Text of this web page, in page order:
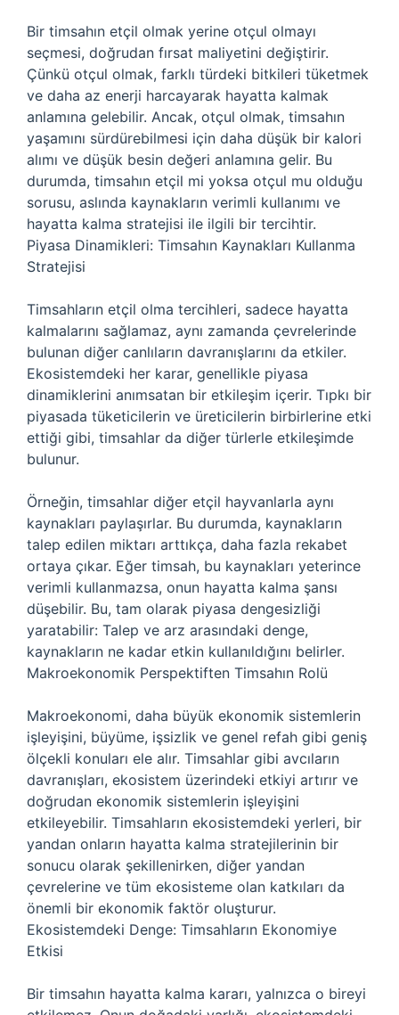
Bir timsahın etçil olmak yerine otçul olmayı
seçmesi, doğrudan fırsat maliyetini değiştirir.
Çünkü otçul olmak, farklı türdeki bitkileri tüketmek
ve daha az enerji harcayarak hayatta kalmak
anlamına gelebilir. Ancak, otçul olmak, timsahın
yaşamını sürdürebilmesi için daha düşük bir kalori
alımı ve düşük besin değeri anlamına gelir. Bu
durumda, timsahın etçil mi yoksa otçul mu olduğu
sorusu, aslında kaynakların verimli kullanımı ve
hayatta kalma stratejisi ile ilgili bir tercihtir.
Piyasa Dinamikleri: Timsahın Kaynakları Kullanma
Stratejisi
Timsahların etçil olma tercihleri, sadece hayatta
kalmalarını sağlamaz, aynı zamanda çevrelerinde
bulunan diğer canlıların davranışlarını da etkiler.
Ekosistemdeki her karar, genellikle piyasa
dinamiklerini anımsatan bir etkileşim içerir. Tıpkı bir
piyasada tüketicilerin ve üreticilerin birbirlerine etki
ettiği gibi, timsahlar da diğer türlerle etkileşimde
bulunur.
Örneğin, timsahlar diğer etçil hayvanlarla aynı
kaynakları paylaşırlar. Bu durumda, kaynakların
talep edilen miktarı arttıkça, daha fazla rekabet
ortaya çıkar. Eğer timsah, bu kaynakları yeterince
verimli kullanmazsa, onun hayatta kalma şansı
düşebilir. Bu, tam olarak piyasa dengesizliği
yaratabilir: Talep ve arz arasındaki denge,
kaynakların ne kadar etkin kullanıldığını belirler.
Makroekonomik Perspektiften Timsahın Rolü
Makroekonomi, daha büyük ekonomik sistemlerin
işleyişini, büyüme, işsizlik ve genel refah gibi geniş
ölçekli konuları ele alır. Timsahlar gibi avcıların
davranışları, ekosistem üzerindeki etkiyi artırır ve
doğrudan ekonomik sistemlerin işleyişini
etkileyebilir. Timsahların ekosistemdeki yerleri, bir
yandan onların hayatta kalma stratejilerinin bir
sonucu olarak şekillenirken, diğer yandan
çevrelerine ve tüm ekosisteme olan katkıları da
önemli bir ekonomik faktör oluşturur.
Ekosistemdeki Denge: Timsahların Ekonomiye
Etkisi
Bir timsahın hayatta kalma kararı, yalnızca o bireyi